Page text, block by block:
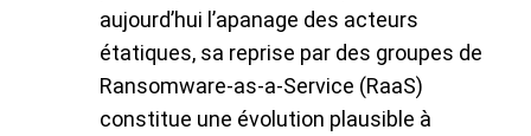
aujourd’hui l’apanage des acteurs
étatiques, sa reprise par des groupes de
Ransomware-as-a-Service (RaaS)
constitue une évolution plausible à